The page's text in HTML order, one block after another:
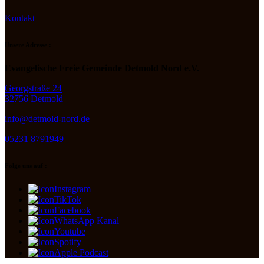
Kontakt
Georgstraße 24
32756 Detmold
info@detmold-nord.de
05231 8791949
Instagram
TikTok
Facebook
WhatsApp Kanal
Youtube
Spotify
Apple Podcast